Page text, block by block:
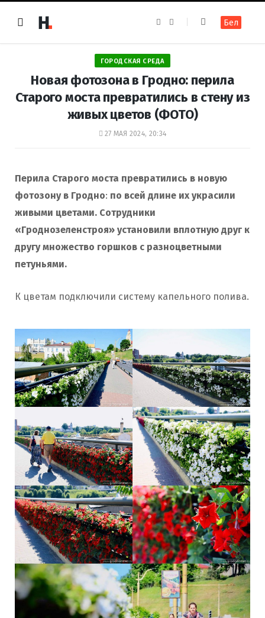
e
b
o
o
k
t
a
m
Бел
ГОРОДСКАЯ СРЕДА
Новая фотозона в Гродно: перила
Старого моста превратились в стену из
живых цветов (ФОТО)
27 МАЯ 2024, 20:34
Перила Старого моста превратились в новую
фотозону в Гродно: по всей длине их украсили
живыми цветами. Сотрудники
«Гроднозеленстроя» установили вплотную друг к
другу множество горшков с разноцветными
петуньями.
К цветам подключили систему капельного полива.